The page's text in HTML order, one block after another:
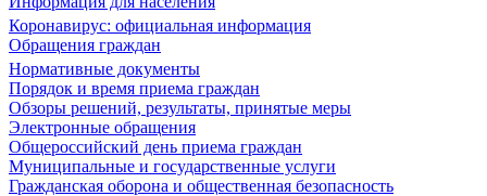
Коронавирус: официальная информация
Обращения граждан
Нормативные документы
Порядок и время приема граждан
Обзоры решений, результаты, принятые меры
Электронные обращения
Общероссийский день приема граждан
Муниципальные и государственные услуги
Гражданская оборона и общественная безопасность